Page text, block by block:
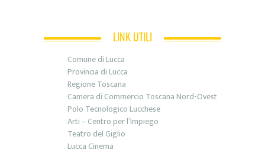
LINK UTILI
Comune di Lucca
Provincia di Lucca
Regione Toscana
Camera di Commercio Toscana Nord-Ovest
Polo Tecnologico Lucchese
Arti – Centro per l’Impiego
Teatro del Giglio
Lucca Cinema